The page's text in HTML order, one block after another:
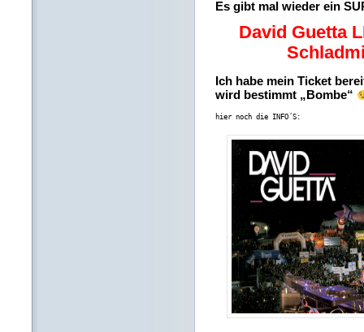
Es gibt mal wieder ein
David Guetta
Ich habe mein Ticket
wird bestimmt „Bombe“
hier noch die INFO´S: